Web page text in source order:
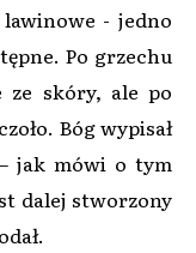
- jedno
Po grzechu
ze skóry, ale po
Bóg wypisał
jak mówi o tym
dalej stworzony